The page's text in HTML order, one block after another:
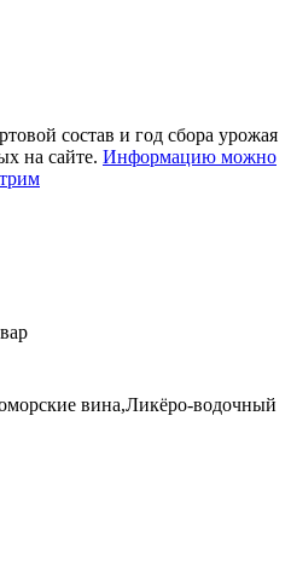
состав и год сбора урожая
на сайте. Информацию можно
вина,Ликёро-водочный